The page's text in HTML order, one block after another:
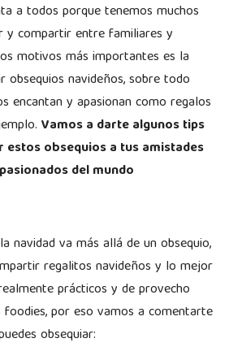
a todos porque tenemos muchos
y compartir entre familiares y
motivos más importantes es la
obsequios navideños, sobre todo
encantan y apasionan como regalos
Vamos a darte algunos tips
estos obsequios a tus amistades
del mundo
navidad va más allá de un obsequio,
regalitos navideños y lo mejor
prácticos y de provecho
por eso vamos a comentarte
obsequiar: